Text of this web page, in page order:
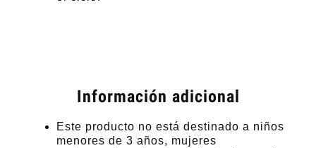
Información adicional
Este producto no está destinado a niños
menores de 3 años, mujeres